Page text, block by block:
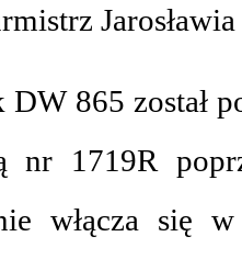
865 został
nr 1719R
włącza się